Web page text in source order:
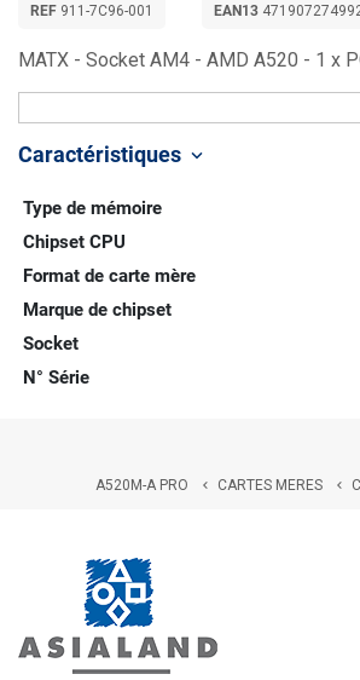
REF 911-7C96-001 EAN13
MATX - Socket AM4 - AMD A520 - 1 x
Caractéristiques keyboard_arrow_down
Type de mémoire
Chipset CPU
Format de carte mère
Marque de chipset
Socket
N° Série

CARTES MERES

A520M-A PRO